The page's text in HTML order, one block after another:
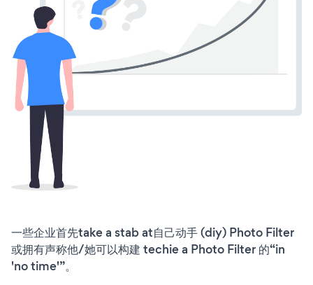
一些企业首先take a stab at自己动手 (diy) Photo Filter
或拥有声称他/她可以构建 techie a Photo Filter 的“in
'no time'”。